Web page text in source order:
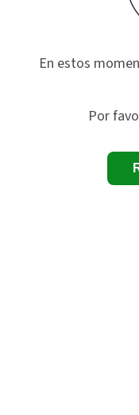
En estos
Por